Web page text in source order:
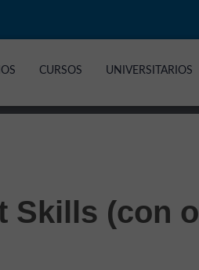
CURSOS UNIVERSITARIOS
Skills (con o